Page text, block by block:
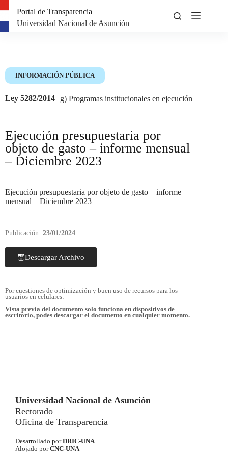
Portal de Transparencia
Universidad Nacional de Asunción
INFORMACIÓN PÚBLICA
Ley 5282/2014 g) Programas institucionales en ejecución
Ejecución presupuestaria por
objeto de gasto – informe mensual
– Diciembre 2023
Ejecución presupuestaria por objeto de gasto – informe
mensual – Diciembre 2023
Publicación: 23/01/2024
Descargar Archivo
Por cuestiones de optimización y buen uso de recursos para los
usuarios en celulares:
Vista previa del documento solo funciona en dispositivos de
escritorio, podes descargar el documento en cualquier momento.
Universidad Nacional de Asunción
Rectorado
Oficina de Transparencia
Desarrollado porDRIC-UNA
Alojado porCNC-UNA